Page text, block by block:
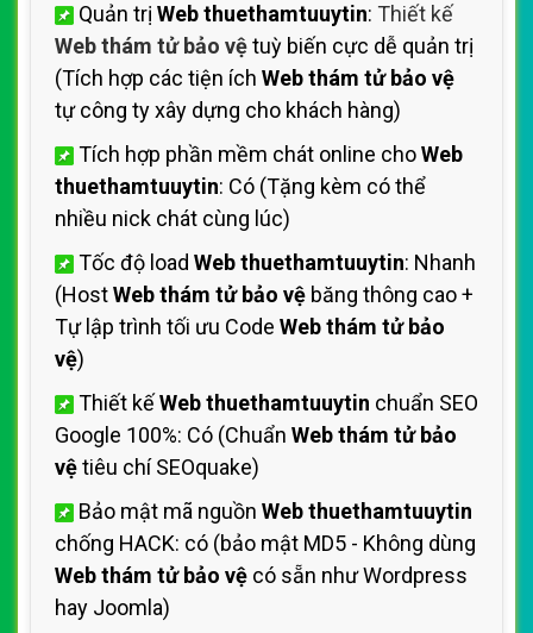
Quản trị Web thuethamtuuytin: Thiết kế
Web thám tử bảo vệtuỳ biến cực dễ quản trị
(Tích hợp các tiện ích Web thám tử bảo vệ
tự công ty xây dựng cho khách hàng)
Tích hợp phần mềm chát online choWeb
thuethamtuuytin: Có (Tặng kèm có thể
nhiều nick chát cùng lúc)
Tốc độ load Web thuethamtuuytin: Nhanh
(HostWeb thám tử bảo vệ băng thông cao +
Tự lập trình tối ưu Code Web thám tử bảo
vệ)
Thiết kếWeb thuethamtuuytin chuẩn SEO
Google 100%: Có (Chuẩn Web thám tử bảo
vệtiêu chí SEOquake)
Bảo mật mã nguồn Web thuethamtuuytin
chống HACK: có (bảo mật MD5 - Không dùng
Web thám tử bảo vệ có sẵn như Wordpress
hay Joomla)